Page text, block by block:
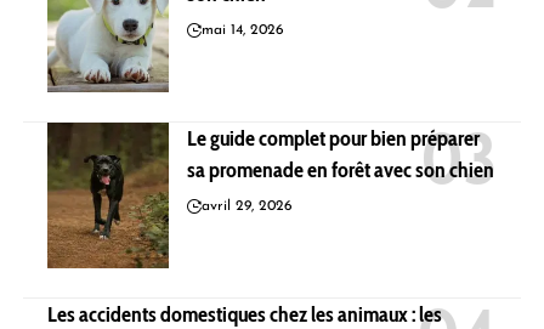
mai 14, 2026
Le guide complet pour bien préparer
sa promenade en forêt avec son chien
avril 29, 2026
Les accidents domestiques chez les animaux : les